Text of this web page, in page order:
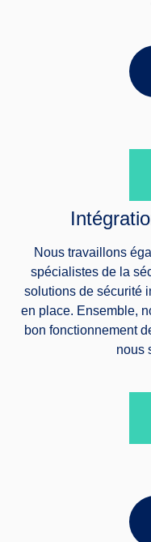
Nous travaillons
spécialistes de la
solutions de sécurité
en place. Ensemble,
bon fonctionnement
nous